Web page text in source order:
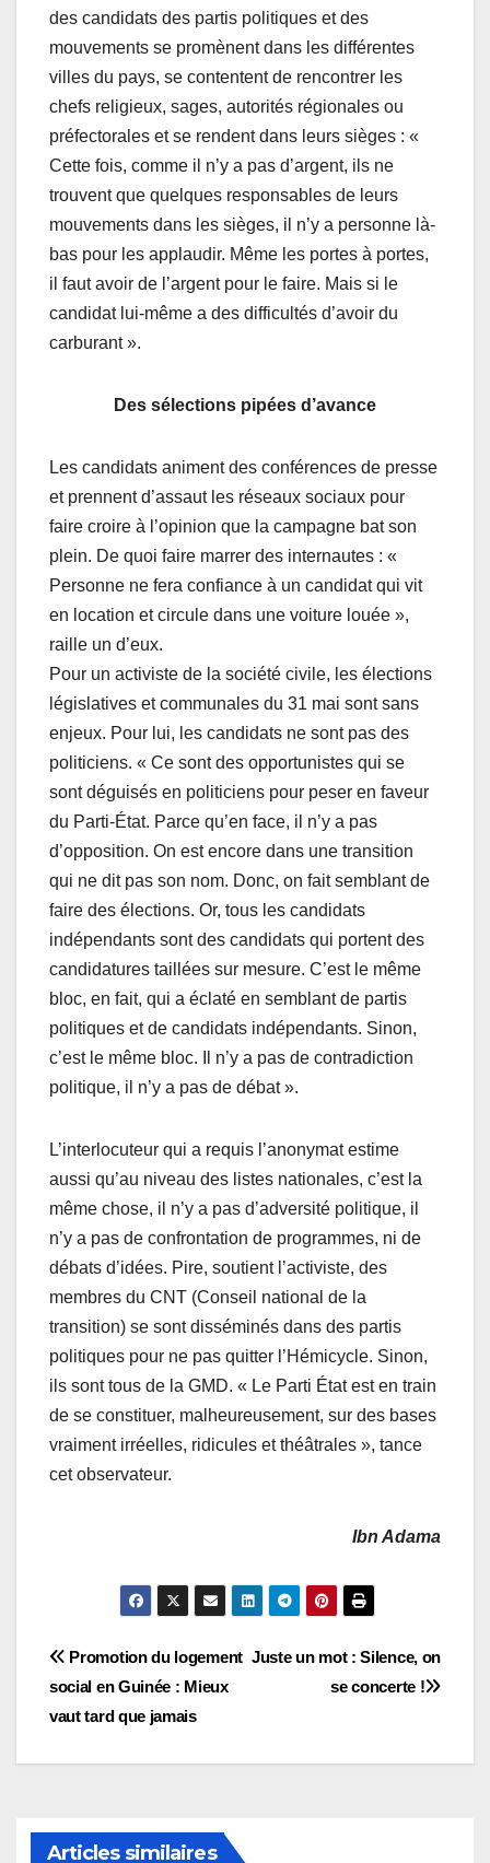
des candidats des partis politiques et des
mouvements se promènent dans les différentes
villes du pays, se contentent de rencontrer les
chefs religieux, sages, autorités régionales ou
préfectorales et se rendent dans leurs sièges : «
Cette fois, comme il n’y a pas d’argent, ils ne
trouvent que quelques responsables de leurs
mouvements dans les sièges, il n’y a personne là-
bas pour les applaudir. Même les portes à portes,
il faut avoir de l’argent pour le faire. Mais si le
candidat lui-même a des difficultés d’avoir du
carburant ».
Des sélections pipées d’avance
Les candidats animent des conférences de presse
et prennent d’assaut les réseaux sociaux pour
faire croire à l’opinion que la campagne bat son
plein. De quoi faire marrer des internautes : «
Personne ne fera confiance à un candidat qui vit
en location et circule dans une voiture louée »,
raille un d’eux.
Pour un activiste de la société civile, les élections
législatives et communales du 31 mai sont sans
enjeux. Pour lui, les candidats ne sont pas des
politiciens. « Ce sont des opportunistes qui se
sont déguisés en politiciens pour peser en faveur
du Parti-État. Parce qu’en face, il n’y a pas
d’opposition. On est encore dans une transition
qui ne dit pas son nom. Donc, on fait semblant de
faire des élections. Or, tous les candidats
indépendants sont des candidats qui portent des
candidatures taillées sur mesure. C’est le même
bloc, en fait, qui a éclaté en semblant de partis
politiques et de candidats indépendants. Sinon,
c’est le même bloc. Il n’y a pas de contradiction
politique, il n’y a pas de débat ».
L’interlocuteur qui a requis l’anonymat estime
aussi qu’au niveau des listes nationales, c’est la
même chose, il n’y a pas d’adversité politique, il
n’y a pas de confrontation de programmes, ni de
débats d’idées. Pire, soutient l’activiste, des
membres du CNT (Conseil national de la
transition) se sont disséminés dans des partis
politiques pour ne pas quitter l’Hémicycle. Sinon,
ils sont tous de la GMD. « Le Parti État est en train
de se constituer, malheureusement, sur des bases
vraiment irréelles, ridicules et théâtrales », tance
cet observateur.
Ibn Adama
Navigation
de
l’article
Juste un mot : Silence, on
se concerte !
Promotion du logement
social en Guinée : Mieux
vaut tard que jamais
Articles similaires